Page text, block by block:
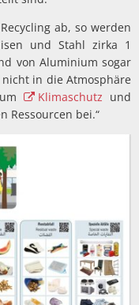
ab, so werden
und Stahl zirka 1
von Aluminium sogar
in die Atmosphäre
Klimaschutz und
Ressourcen bei.“